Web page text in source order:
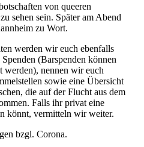
von queeren
sehen sein. Später am Abend
zu Wort.
werden wir euch ebenfalls
(Barspenden können
nennen wir euch
sowie eine Übersicht
die auf der Flucht aus dem
Falls ihr privat eine
könnt, vermitteln wir weiter.
bzgl. Corona.